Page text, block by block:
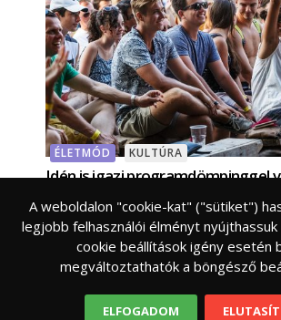
ÉLETMÓD KULTÚRA
Idén is igazi programdömpinggel
Július 22. és 31. között több, mint
programmal csalogat a Balaton-
Művészetek Völgye. Nagyszínpados
mesés panoráma, színház,
A weboldalon "cookie-kat" ("sütiket")
legjobb felhasználói élményt nyújthassuk
cookie beállítások igény esetén
megváltoztathatók a böngésző
ELFOGADOM